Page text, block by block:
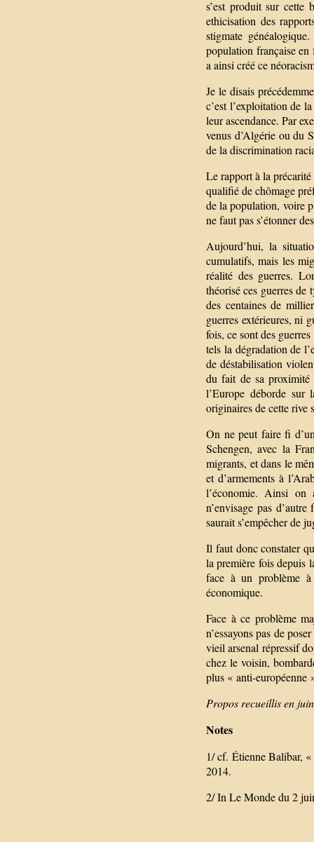
s’est produit sur cette
ethicisation des
stigmate
population française en
a ainsi créé ce
Je le disais
c’est l’exploitation de
leur ascendance. Par
venus d’Algérie ou du
de la discrimination
Le rapport à la
qualifié de chômage
de la population, voire
ne faut pas s’étonner
Aujourd’hui, la
cumulatifs, mais les
réalité des guerres.
théorisé ces guerres de
des centaines de
guerres extérieures, ni
fois, ce sont des
tels la dégradation de
de déstabilisation
du fait de sa proximité
l’Europe déborde sur
originaires de cette rive
On ne peut faire fi
Schengen, avec la
migrants, et dans le
et d’armements à
l’économie. Ainsi on
n’envisage pas
saurait s’empêcher de
Il faut donc constater
la première fois depuis
face à un problème
économique.
Face à ce problème
n’essayons pas de
vieil arsenal répressif
chez le voisin,
plus « anti-européenne
Propos recueillis en
Notes
1/ cf. Étienne Balibar,
2014.
2/ In Le Monde du 2